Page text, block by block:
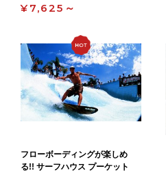
¥7,625～
フローボーディングが楽しめ
る!! サーフハウス プーケット